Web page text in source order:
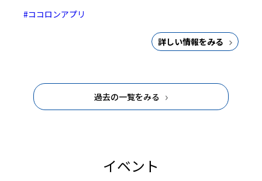
#ココロンアプリ
詳しい情報をみる
過去の一覧をみる
イベント